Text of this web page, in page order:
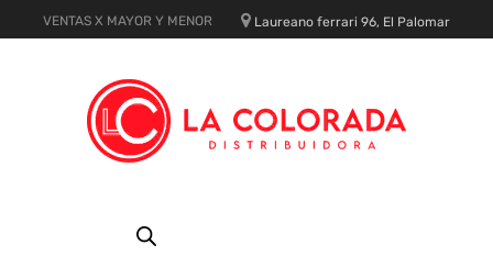
VENTAS X MAYOR Y MENOR Laureano ferrari 96, El Palomar